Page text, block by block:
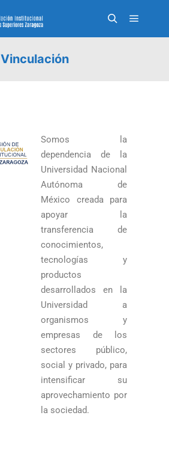
Vinculación
Somos la
dependencia de la
Universidad Nacional
Autónoma de
México creada para
apoyar la
transferencia de
conocimientos,
tecnologías y
productos
desarrollados en la
Universidad a
organismos y
empresas de los
sectores público,
social y privado, para
intensificar su
aprovechamiento por
la sociedad.